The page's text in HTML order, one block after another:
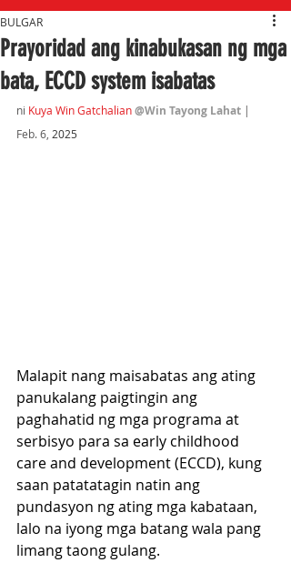
Prayoridad ang kinabukasan ng mga
bata, ECCD system isabatas
BULGAR
ni Kuya Win Gatchalian@Win Tayong Lahat |
Feb. 6, 2025
Malapit nang maisabatas ang ating
panukalang paigtingin ang
paghahatid ng mga programa at
serbisyo para sa early childhood
care and development (ECCD), kung
saan patatatagin natin ang
pundasyon ng ating mga kabataan,
lalo na iyong mga batang wala pang
limang taong gulang.